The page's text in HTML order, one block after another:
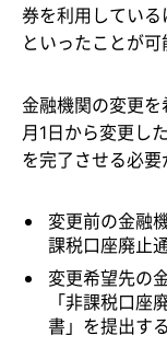
券を利用している
といったことが可
金融機関の変更
月1日から変更し
を完了させる必要
変更前の金融
課税口座廃止
変更希望先の
「非課税口座
書」を提出する